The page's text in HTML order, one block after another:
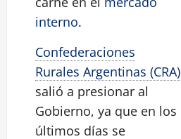
interno.
Confederaciones
Rurales Argentinas (CRA)
salió a presionar al
Gobierno, ya que en los
últimos días se